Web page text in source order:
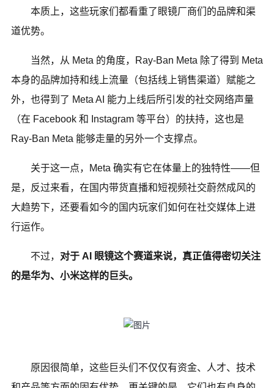
本质上，这些玩家们都看重了眼镜厂商们的品牌和渠
道优势。
当然，从 Meta 的角度，Ray-Ban Meta 除了得到 Meta
本身的品牌加持和线上流量（包括线上销售渠道）赋能之
外，也得到了 Meta AI 能力上线后所引发的社交网络声量
（在 Facebook 和 Instagram 等平台）的扶持，这也是
Ray-Ban Meta 能够走量的另外一个支撑点。
关于这一点，Meta 确实有它在体量上的独特性——但
是，反过来看，在国内带货直播和短视频社交蔚然成风的
大趋势下，还要看如今的国内玩家们如何在社交媒体上进
行运作。
不过， 对于 AI 眼镜这个赛道来说，真正值得密切关注
的是华为、小米这样的巨头。
原因很简单，这些巨头们不仅仅有资金、人才、技术